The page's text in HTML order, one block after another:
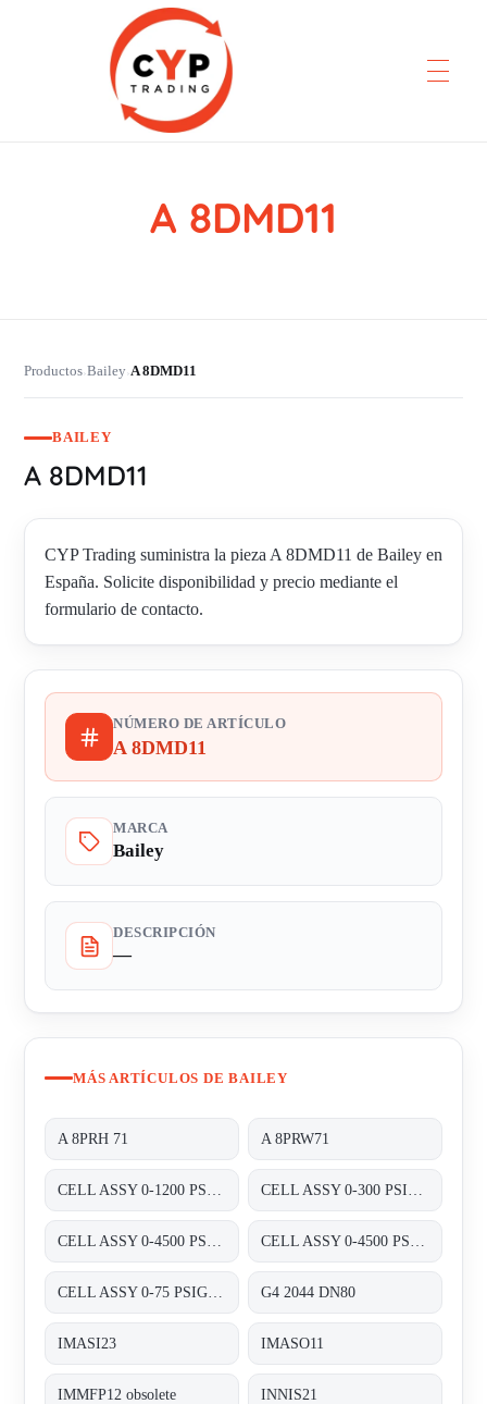
A 8DMD11
Productos›Bailey›A 8DMD11
BAILEY
A 8DMD11
CYP Trading suministra la pieza A 8DMD11 de Bailey en
España. Solicite disponibilidad y precio mediante el
formulario de contacto.
NÚMERO DE ARTÍCULO
A 8DMD11
MARCA
Bailey
DESCRIPCIÓN
—
MÁS ARTÍCULOS DE BAILEY
A 8PRH 71 A 8PRW71
G4 2044 DN80
IMASI23 IMASO11
IMMFP12 obsolete INNIS21